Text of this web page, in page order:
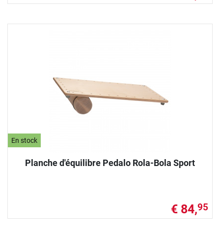
En stock
Planche d'équilibre Pedalo Rola-Bola Sport
€ 84,95